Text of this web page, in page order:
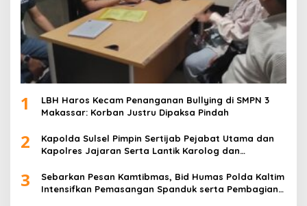
1
LBH Haros Kecam Penanganan Bullying di SMPN 3
Makassar: Korban Justru Dipaksa Pindah
2
Kapolda Sulsel Pimpin Sertijab Pejabat Utama dan
Kapolres Jajaran Serta Lantik Karolog dan
3
Sebarkan Pesan Kamtibmas, Bid Humas Polda Kaltim
Intensifkan Pemasangan Spanduk serta Pembagian